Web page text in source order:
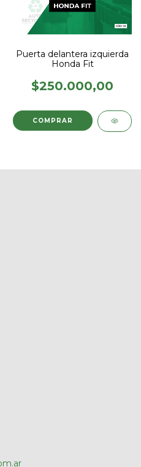
Puerta delantera izquierda
Honda Fit
$250.000,00